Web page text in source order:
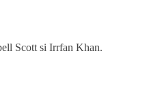
Scott si Irrfan Khan.